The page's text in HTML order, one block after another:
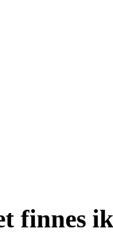
finnes